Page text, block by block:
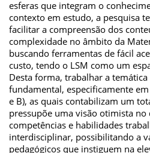
esferas que integram o
contexto em estudo, a pesquisa
facilitar a compreensão dos
complexidade no âmbito da
buscando ferramentas de fácil
custo, tendo o LSM como um
Desta forma, trabalhar a
fundamental, especificamente
e B), as quais contabilizam um
pressupõe uma visão otimista
competências e habilidades
interdisciplinar, possibilitando a
pedagógicos que instiguem na